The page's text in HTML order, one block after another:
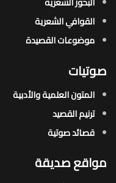
القوافي الشعرية​
موضوعات القصيدة​
صوتيات
المتون العلمية والأدبية
ترنيم القصيد
قصائد صوتية
مواقع صديقة